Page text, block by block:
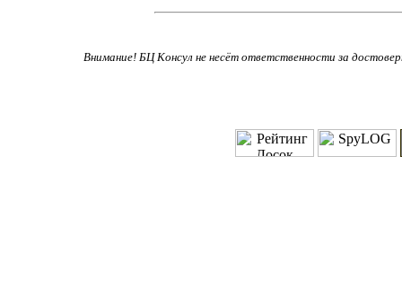
Внимание! БЦ Консул не несёт ответственности за